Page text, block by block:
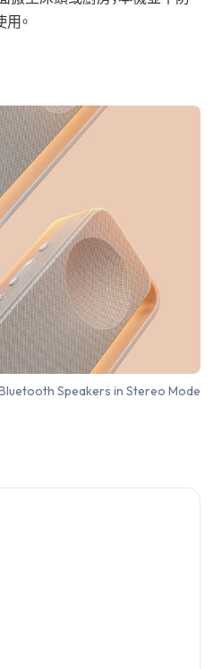
。
Speakers in Stereo Mode